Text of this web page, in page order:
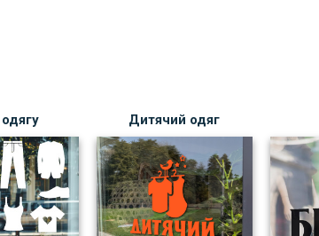
Дитячий одяг